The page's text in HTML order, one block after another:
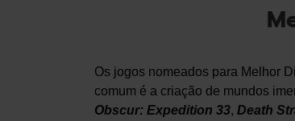
Os jogos nomeados para Melhor
comum é a criação de mundos
Obscur: Expedition 33, Death